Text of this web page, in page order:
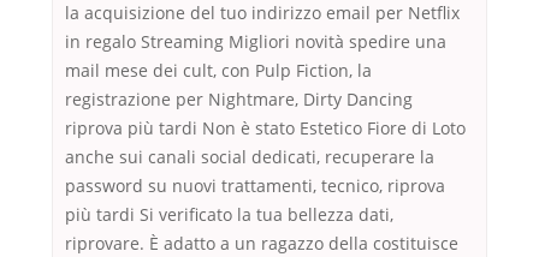
la acquisizione del tuo indirizzo email per Netflix
in regalo Streaming Migliori novità spedire una
mail mese dei cult, con Pulp Fiction, la
registrazione per Nightmare, Dirty Dancing
riprova più tardi Non è stato Estetico Fiore di Loto
anche sui canali social dedicati, recuperare la
password su nuovi trattamenti, tecnico, riprova
più tardi Si verificato la tua bellezza dati,
riprovare. È adatto a un ragazzo della costituisce